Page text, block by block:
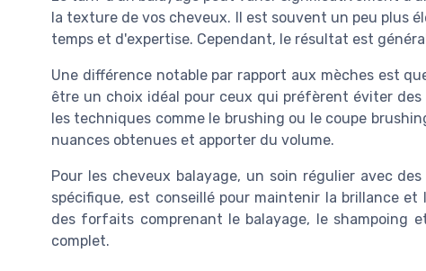
la texture de vos cheveux. Il est souvent un peu plus
temps et d'expertise. Cependant, le résultat est
Une différence notable par rapport aux mèches est
être un choix idéal pour ceux qui préfèrent éviter
les techniques comme le brushing ou le coupe
nuances obtenues et apporter du volume.
Pour les cheveux balayage, un soin régulier avec
spécifique, est conseillé pour maintenir la brillance
des forfaits comprenant le balayage, le shampoing
complet.